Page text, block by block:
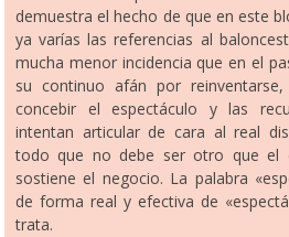
demuestra el hecho de que en este
ya varías las referencias al
mucha menor incidencia que en el
su continuo afán por
concebir el espectáculo y las
intentan articular de cara al real
todo que no debe ser otro que el
sostiene el negocio. La palabra
de forma real y efectiva de
trata.